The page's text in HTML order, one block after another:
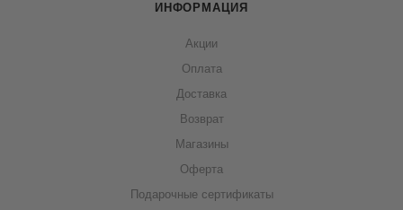
ИНФОРМАЦИЯ
Акции
Оплата
Доставка
Возврат
Магазины
Оферта
Подарочные сертификаты